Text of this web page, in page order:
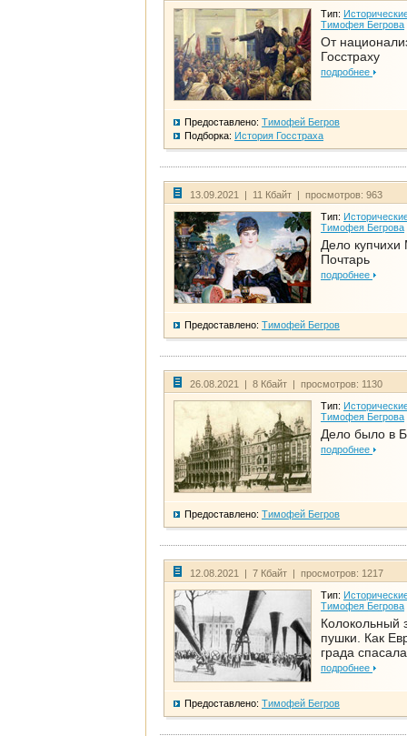
Тип:
Тимофея Бегрова
От
Госстраху
подробнее
Предоставлено: Тимофей Бегров
Подборка: История Госстраха
13.09.2021 | 11 Кбайт | просмотров: 963
Тип:
Тимофея Бегрова
Дело
Почтарь
подробнее
Предоставлено: Тимофей Бегров
26.08.2021 | 8 Кбайт | просмотров: 1130
Тип:
Тимофея Бегрова
Дело было в
подробнее
Предоставлено: Тимофей Бегров
12.08.2021 | 7 Кбайт | просмотров: 1217
Тип:
Тимофея Бегрова
Колокольный
пушки. Как
града
подробнее
Предоставлено: Тимофей Бегров